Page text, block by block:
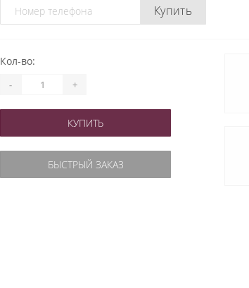
Купить
Кол-во:
- +
КУПИТЬ
БЫСТРЫЙ ЗАКАЗ